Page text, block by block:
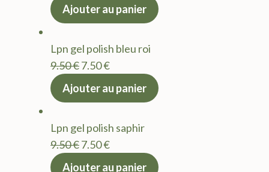
9.50 €.
actuel
7.50 €.
Ajouter au panier
Lpn gel polish bleu roi
9.50€Le
prix
9.50 €.
7.50€Le
actuel
7.50 €.
Ajouter au panier
Lpn gel polish saphir
9.50€Le
prix
7.50€Le
Ajouter au panier